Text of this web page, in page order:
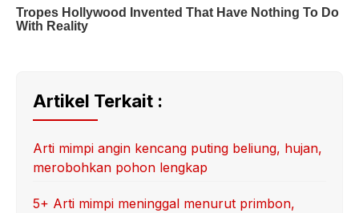
Artikel Terkait :
Arti mimpi angin kencang puting beliung, hujan,
merobohkan pohon lengkap
5+ Arti mimpi meninggal menurut primbon,